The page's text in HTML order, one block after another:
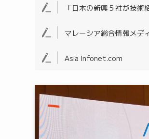
「日本の新興５社が技
マレーシア総合情報メデ
Asia Infonet.com